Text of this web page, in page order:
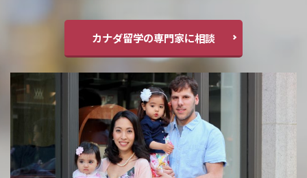
カナダ留学の専門家に相談